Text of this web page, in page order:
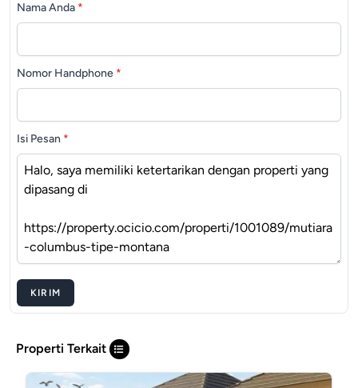
Nama Anda *
Nomor Handphone *
Isi Pesan *
KIRIM
Properti Terkait